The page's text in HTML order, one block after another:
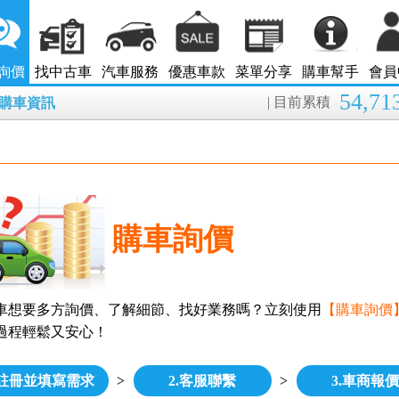
價 找中古車 汽車服務 優惠車款 菜單分享 購車幫手 會
車資訊 | 目前累積
購車詢價
想要多方詢價、了解細節、找好業務嗎？立刻使用
【購車詢價
程輕鬆又安心！
冊並填寫需求 > 2.客服聯繫 > 3.車商報價